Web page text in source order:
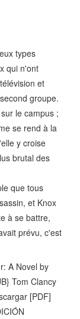
types
qui n'ont
et
groupe.
le campus ;
se rend à la
y croise
brutal des
que tous
et Knox
à se battre,
prévu, c'est
A Novel by
Tom Clancy
[PDF]